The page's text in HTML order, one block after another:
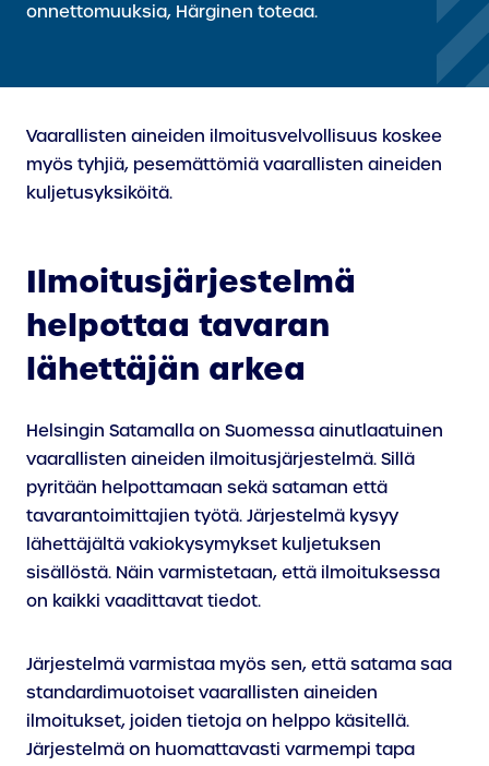
onnettomuuksia, Härginen toteaa.
Vaarallisten aineiden ilmoitusvelvollisuus koskee
myös tyhjiä, pesemättömiä vaarallisten aineiden
kuljetusyksiköitä.
Ilmoitusjärjestelmä
helpottaa tavaran
lähettäjän arkea
Helsingin Satamalla on Suomessa ainutlaatuinen
vaarallisten aineiden ilmoitusjärjestelmä. Sillä
pyritään helpottamaan sekä sataman että
tavarantoimittajien työtä. Järjestelmä kysyy
lähettäjältä vakiokysymykset kuljetuksen
sisällöstä. Näin varmistetaan, että ilmoituksessa
on kaikki vaadittavat tiedot.
Järjestelmä varmistaa myös sen, että satama saa
standardimuotoiset vaarallisten aineiden
ilmoitukset, joiden tietoja on helppo käsitellä.
Järjestelmä on huomattavasti varmempi tapa